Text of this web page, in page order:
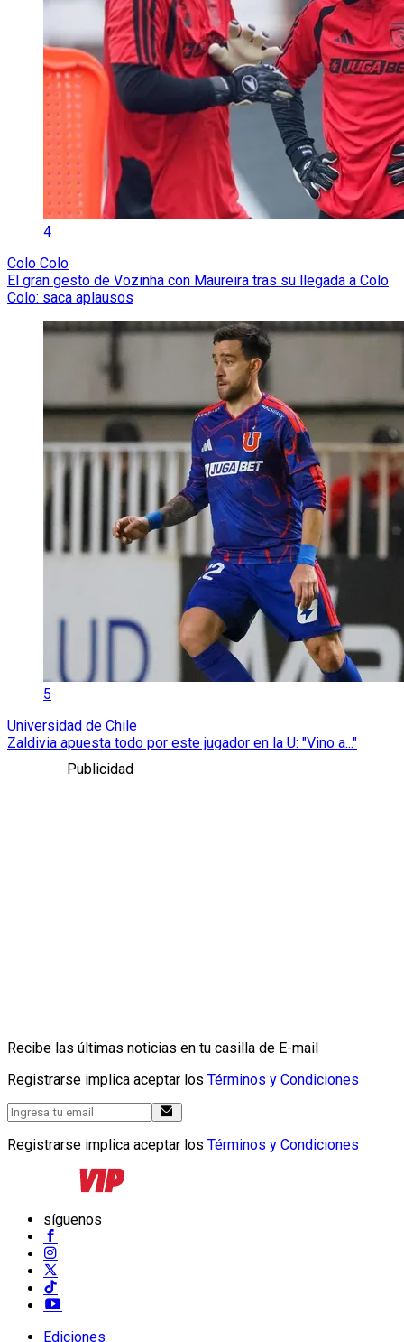
4
Colo Colo
El gran gesto de Vozinha con Maureira tras su llegada a Colo
Colo: saca aplausos
5
Universidad de Chile
Zaldivia apuesta todo por este jugador en la U: "Vino a..."
Publicidad
Recibe las últimas noticias en tu casilla de E-mail
Registrarse implica aceptar los Términos y Condiciones
Registrarse implica aceptar los Términos y Condiciones
síguenos
Ediciones